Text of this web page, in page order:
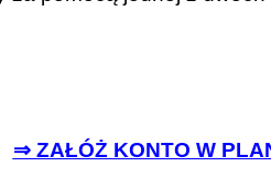
⇒ ZAŁÓŻ KONTO W